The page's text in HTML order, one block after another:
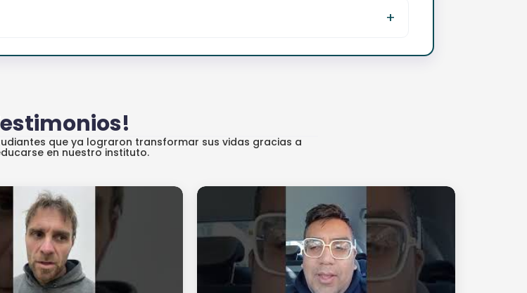
que ya lograron transformar sus vidas gracias a
en nuestro instituto.